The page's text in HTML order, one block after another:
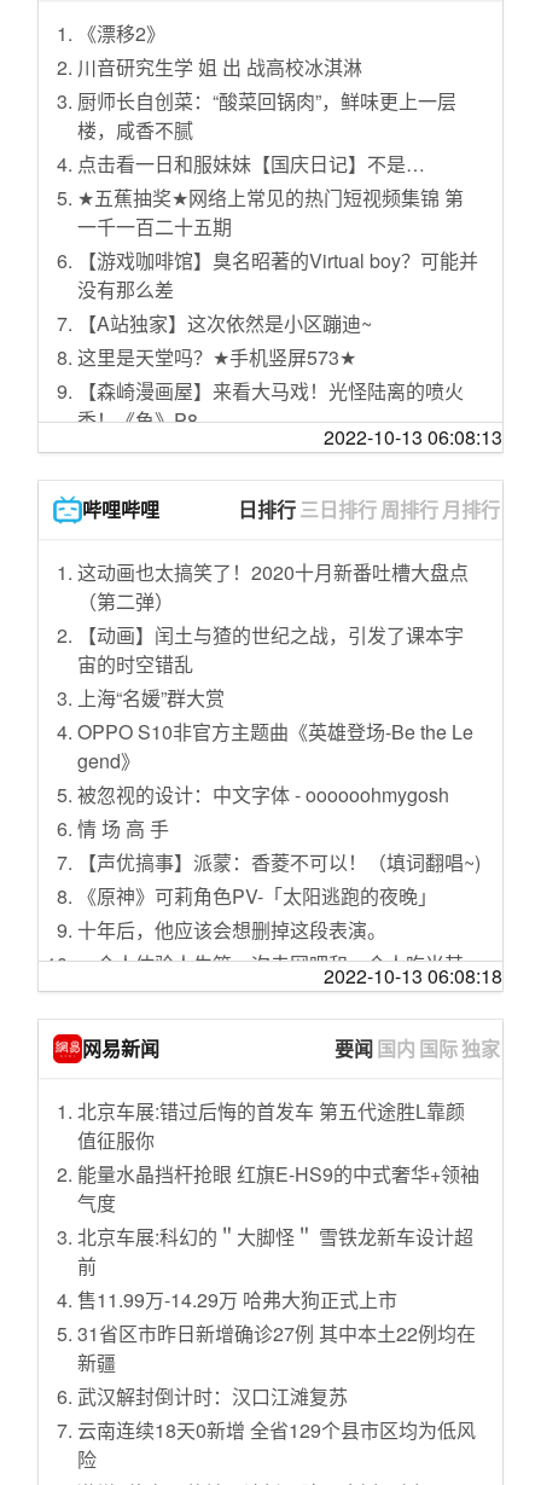
始终不渝做全球发展的贡献者
调解：为阻止女儿出国上学 母亲不惜闹到离婚
地步：女儿患抑郁症
尖椒干豆腐不要直接炒，像我这样做，鲜香滑
嫩又入味，营养解馋
《“洋记者”感知中国》第一集：“耕耘脚下 仰望
星空”
听说很好吃2：孟子义脱口秀《孟的一秀》，孟
子义绝对是来搞笑的
脚后跟干裂，走路还痛来到门诊才知道，原来
这么简单皮肤科🙋教你搞定🔎这个就是湿疹
——角化过度型因为脚上面皮脂腺分泌少，角
质层含水量不厚所以经常摩擦、小伤口就容易
增生角化过度，处理很简单，记住晚上热水泡
脚后涂抹卤米松乳膏（孚松）或者水杨酸软
膏，用保鲜膜覆盖胶布固定，第二天打开涂抹
凡士林保湿，大
非媒：中非数字经济合作助力非洲脱贫
乾隆驾崩后，嘉庆是怎样对待乾隆众多的孩子
和妃子的？
我国多地检出BF.7变异株，传播速度更快，已
发现“过路传播”
有人相爱，有人只能每天遛猫#猫#治愈#情绪
和你在一起，白水到嘴里，甜进我心里❤️#闺蜜
#陶虹 #张庭
清唱 叭
不论几岁，和闺蜜在一起永远停留在相识的年
纪，赞同吗？#爱的城堡 #张庭
#只要我上班时穿的够土 ？？？ hi #上班下班两
副面孔
#摸摸鱼 #迷你世界 #我的世界 #mc @抖音小助
手 @DOU+小助手 #dou上热门 @抖音 #火 #推
#你说吓人不吓人
晚安啦🌛#爱豆的晚安糖分超标 #晚安锁屏已发
送 #生活中最美的我
有这种儿子，还加什么班？！@东东龙儿歌 #充
能计划 #轻漫计划 #加油吧职场人
《漂移2》
川音研究生学 姐 出 战高校冰淇淋
厨师长自创菜：“酸菜回锅肉”，鲜味更上一层
楼，咸香不腻
点击看一日和服妹妹【国庆日记】不是…
★五蕉抽奖★网络上常见的热门短视频集锦 第
一千一百二十五期
【游戏咖啡馆】臭名昭著的Virtual boy？可能并
没有那么差
【A站独家】这次依然是小区蹦迪~
这里是天堂吗？★手机竖屏573★
【森崎漫画屋】来看大马戏！光怪陆离的喷火
秀！《鱼》P8
桃 之 助【今天有什么好笑的 #984】
【盾盾】【独家】Likey 甜到你得糖尿病
回 坑 玩 家 现 状
变装舞捏～
【紫★S3】EP25 221011
乔佛里婚礼现场领盒饭，千古一帝被自己作
死！美剧史诗巨作《权力的游戏》第13期
科技与狠活，干净又卫生
延安这所山崖上的大学，不怕战机空袭，从这
里走出了不少开国将帅
当 代 网 红 面 孔【24】【ʚ二七梦ɞ独家】
受过专业训练的神明是绝对不会笑的！除
非……忍不住？【直播切片】【凰裳】
买了三台“老头乐”...
老板娘等半个月，好不容易才买一盆猪巧舌，
没想到这种做法很畅销
头？
咬一口秋天的热恋冰淇淋吧~
女人过了20岁，还是想和孩子一样
【电锯人OP】KICK BACK - 米津玄師
可爱在性感面前不堪一击！欢乐八点档-338
你敢信这是一首18年前发行的单曲？翻唱林俊
杰的《美人鱼》
凹凸曼（今日好笑开心视频：979)
榨菜肉丝面这样做太好吃了，顿顿吃都不腻，
每次做一大碗都不够吃
战斧牛排，有不喜欢吃的吗？
2022-10-13 06:08:13
哔哩哔哩 日排行三日排行周排行月排行
这动画也太搞笑了！2020十月新番吐槽大盘点
（第二弹）
【动画】闰土与猹的世纪之战，引发了课本宇
宙的时空错乱
上海“名媛”群大赏
OPPO S10非官方主题曲《英雄登场-Be the Le
gend》
被忽视的设计：中文字体 - oooooohmygosh
情 场 高 手
【声优搞事】派蒙：香菱不可以！（填词翻唱~)
《原神》可莉角色PV-「太阳逃跑的夜晚」
十年后，他应该会想删掉这段表演。
一个人体验人生第一次去网吧和一个人吃米其
林餐厅
【JUMP】拼团名媛暴打消费主义。
【罗翔】爸爸绑着儿子去自首，算自首吗？自
想 要 成 为 上 流 名 媛 吗
诺贝尔奖得主被邻居告知自己获奖，这。。。
如何用5分钟演完一部玛丽苏剧…
“防弹少年团”言论引中国粉丝不满，外交部回
应！
摆摊把666只乌龟卖了，金额随便付，最高有人
付一千！
BY2翻跳韩舞《Maria》《无价之姐》
UP亲身经历的试管婴儿 是种什么体验 我那备孕
多年的艰难历程 元气森林
up主隐忍3年，只为出国执行秘密任务㊙️
2022-10-13 06:08:18
网易新闻 要闻国内 国际独家
北京车展:错过后悔的首发车 第五代途胜L靠颜
值征服你
能量水晶挡杆抢眼 红旗E-HS9的中式奢华+领袖
气度
北京车展:科幻的＂大脚怪＂ 雪铁龙新车设计超
前
售11.99万-14.29万 哈弗大狗正式上市
31省区市昨日新增确诊27例 其中本土22例均在
新疆
武汉解封倒计时：汉口江滩复苏
云南连续18天0新增 全省129个县市区均为低风
险